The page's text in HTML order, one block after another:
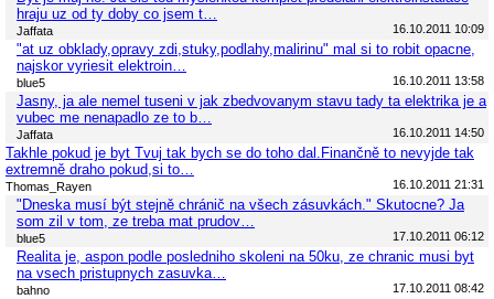
hraju uz od ty doby co jsem t…
Jaffata 16.10.2011 10:09
"at uz obklady,opravy zdi,stuky,podlahy,malirinu" mal si to robit opacne,
najskor vyriesit elektroin…
blue5 16.10.2011 13:58
Jasny, ja ale nemel tuseni v jak zbedvovanym stavu tady ta elektrika je a
vubec me nenapadlo ze to b…
Jaffata 16.10.2011 14:50
Takhle pokud je byt Tvuj tak bych se do toho dal.Finančně to nevyjde tak
extremně draho pokud,si to…
Thomas_Rayen 16.10.2011 21:31
"Dneska musí být stejně chránič na všech zásuvkách." Skutocne? Ja
som zil v tom, ze treba mat prudov…
blue5 17.10.2011 06:12
Realita je, aspon podle posledniho skoleni na 50ku, ze chranic musi byt
na vsech pristupnych zasuvka…
bahno 17.10.2011 08:42